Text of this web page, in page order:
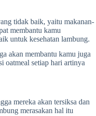
tidak baik, yaitu makanan-
membantu kamu
untuk kesehatan lambung.
akan membantu kamu juga
oatmeal setiap hari artinya
mereka akan tersiksa dan
merasakan hal itu